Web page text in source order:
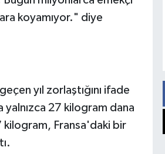
koyamıyor." diye
yıl zorlaştığını ifade
yalnızca 27 kilogram dana
kilogram, Fransa'daki bir